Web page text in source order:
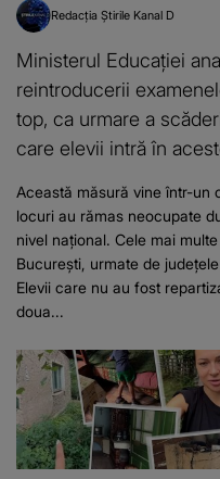
Redacția Știrile Kanal D
Ministerul Educației
reintroducerii
top, ca urmare a
care elevii intră în
Această măsură vine într-
locuri au rămas neocupate
nivel național. Cele mai
București, urmate de
Elevii care nu au fost
doua...